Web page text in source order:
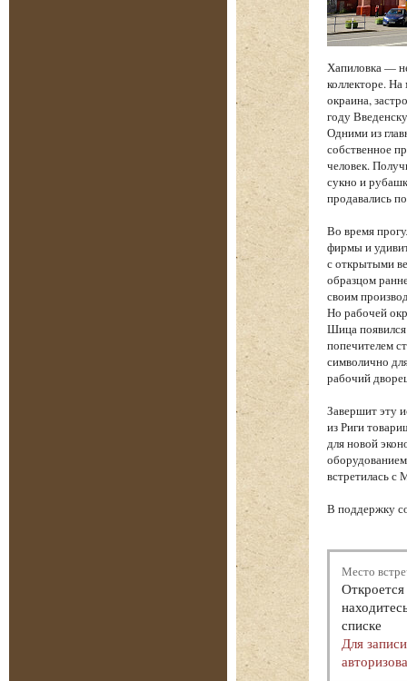
Хапиловка —
коллекторе.
окраина,
году
Одними из
собственное
человек.
сукно и
продавались
Во время
фирмы и
с открытыми
образцом
своим
Но рабочей
Шица
попечителем
символично
рабочий
Завершит эту
из Риги
для новой
встретилась с
В поддержку
Место
списке
Для